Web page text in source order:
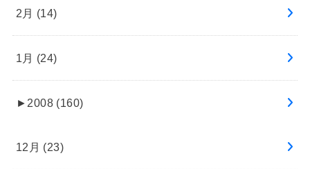
2月 (14)
1月 (24)
► 2008 (160)
12月 (23)